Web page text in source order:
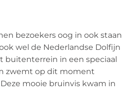
bezoekers oog in ook staan
wel de Nederlandse Dolfijn
buitenterrein in een speciaal
zwemt op dit moment
mooie bruinvis kwam in